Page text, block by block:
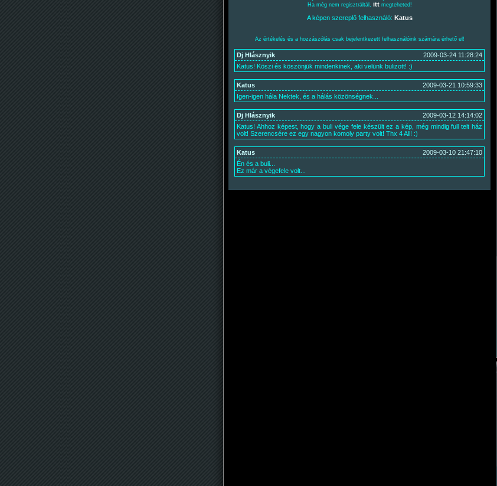
Ha még nem regisztráltál, ittmegteheted!
A képen szereplő felhasználó: Katus
Az értékelés és a hozzászólás csak bejelentkezett felhasználóink számára érhető el!
Dj Hlásznyik
2009-03-24 11:28:24
Katus! Köszi és köszönjük mindenkinek, aki velünk bulizott! :)
Katus
2009-03-21 10:59:33
Igen-igen hála Nektek, és a hálás közönségnek...
Dj Hlásznyik
2009-03-12 14:14:02
Katus! Ahhoz képest, hogy a buli vége fele készült ez a kép, még mindig full telt ház
volt! Szerencsére ez egy nagyon komoly party volt! Thx 4 All! :)
Katus
2009-03-10 21:47:10
Én és a buli...
Ez már a végefele volt...